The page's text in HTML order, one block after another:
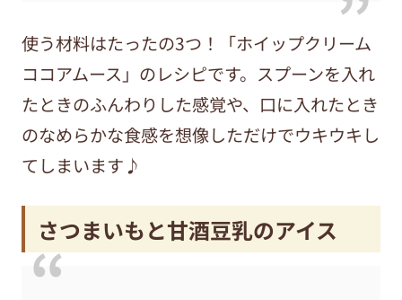
使う材料はたったの3つ！「ホイップクリーム
ココアムース」のレシピです。スプーンを入れ
たときのふんわりした感覚や、口に入れたとき
のなめらかな食感を想像しただけでウキウキし
てしまいます♪
さつまいもと甘酒豆乳のアイス